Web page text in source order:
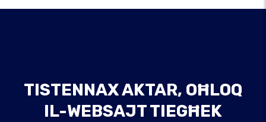
TISTENNAX AKTAR, OĦLOQ
IL-WEBSAJT TIEGĦEK